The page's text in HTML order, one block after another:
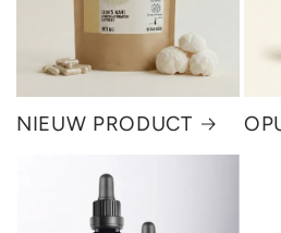
NIEUW PRODUCT